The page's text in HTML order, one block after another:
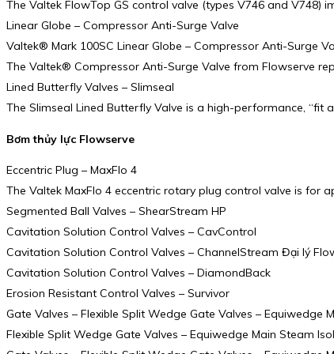
The Valtek FlowTop GS control valve (types V746 and
Linear Globe – Compressor Anti-Surge Valve
Valtek® Mark 100SC Linear Globe – Compressor Anti-Surge
The Valtek® Compressor Anti-Surge Valve from Flowserve
Lined Butterfly Valves – Slimseal
The Slimseal Lined Butterfly Valve is a high-performance,
Bơm thủy lực Flowserve
Eccentric Plug – MaxFlo 4
The Valtek MaxFlo 4 eccentric rotary plug control valve is for
Segmented Ball Valves – ShearStream HP
Cavitation Solution Control Valves – CavControl
Cavitation Solution Control Valves – ChannelStream Đại lý
Cavitation Solution Control Valves – DiamondBack
Erosion Resistant Control Valves – Survivor
Gate Valves – Flexible Split Wedge Gate Valves – Equiwedge
Flexible Split Wedge Gate Valves – Equiwedge Main Steam